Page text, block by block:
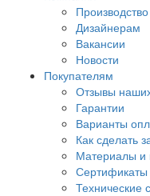
Производство
Дизайнерам
Вакансии
Новости
Покупателям
Отзывы
Гарантии
Варианты
Как сделать
Материалы и
Сертификаты
Технические